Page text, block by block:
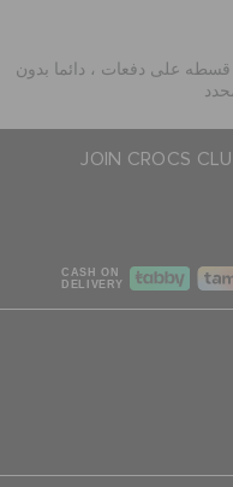
على دفعات ، دائما بدون
JOIN CROCS
CASH ON
DELIVERY